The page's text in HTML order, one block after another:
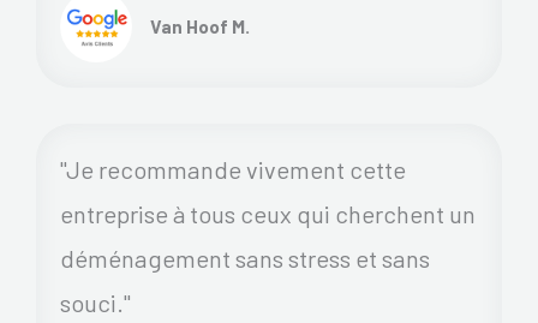
Van Hoof M.
"Je recommande vivement cette
entreprise à tous ceux qui cherchent un
déménagement sans stress et sans
souci."